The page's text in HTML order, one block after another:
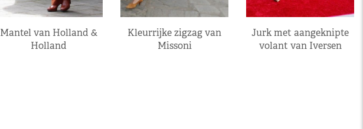
Mantel van Holland &
Holland
Kleurrijke zigzag van
Missoni
Jurk met aangeknipte
volant van Iversen